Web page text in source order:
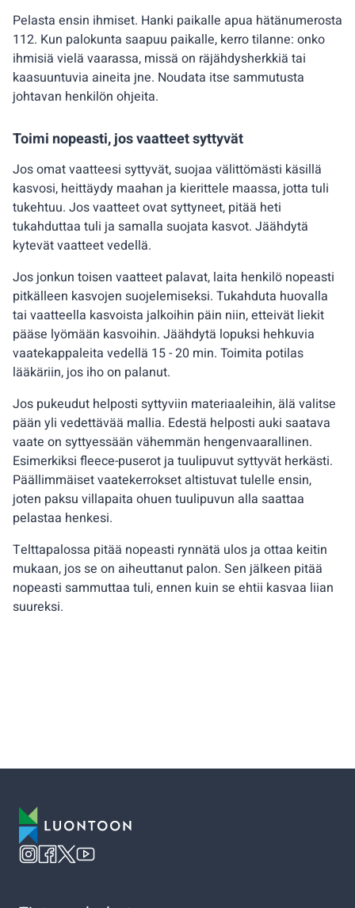
Pelasta ensin ihmiset. Hanki paikalle apua hätänumerosta
112. Kun palokunta saapuu paikalle, kerro tilanne: onko
ihmisiä vielä vaarassa, missä on räjähdysherkkiä tai
kaasuuntuvia aineita jne. Noudata itse sammutusta
johtavan henkilön ohjeita.
Toimi nopeasti, jos vaatteet syttyvät
Jos omat vaatteesi syttyvät, suojaa välittömästi käsillä
kasvosi, heittäydy maahan ja kierittele maassa, jotta tuli
tukehtuu. Jos vaatteet ovat syttyneet, pitää heti
tukahduttaa tuli ja samalla suojata kasvot. Jäähdytä
kytevät vaatteet vedellä.
Jos jonkun toisen vaatteet palavat, laita henkilö nopeasti
pitkälleen kasvojen suojelemiseksi. Tukahduta huovalla
tai vaatteella kasvoista jalkoihin päin niin, etteivät liekit
pääse lyömään kasvoihin. Jäähdytä lopuksi hehkuvia
vaatekappaleita vedellä 15 - 20 min. Toimita potilas
lääkäriin, jos iho on palanut.
Jos pukeudut helposti syttyviin materiaaleihin, älä valitse
pään yli vedettävää mallia. Edestä helposti auki saatava
vaate on syttyessään vähemmän hengenvaarallinen.
Esimerkiksi fleece-puserot ja tuulipuvut syttyvät herkästi.
Päällimmäiset vaatekerrokset altistuvat tulelle ensin,
joten paksu villapaita ohuen tuulipuvun alla saattaa
pelastaa henkesi.
Telttapalossa pitää nopeasti rynnätä ulos ja ottaa keitin
mukaan, jos se on aiheuttanut palon. Sen jälkeen pitää
nopeasti sammuttaa tuli, ennen kuin se ehtii kasvaa liian
suureksi.